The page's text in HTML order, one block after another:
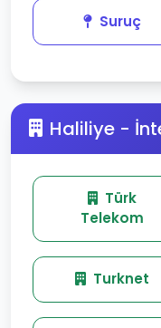
Suruç
Haliliye -
Türk
Telekom
Turknet